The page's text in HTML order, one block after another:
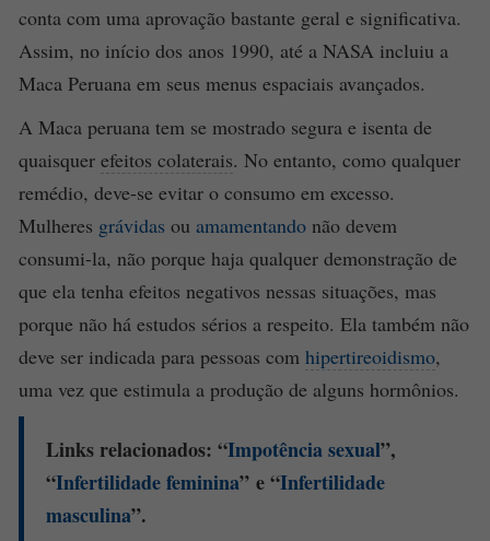
conta com uma aprovação bastante geral e significativa.
Assim, no início dos anos 1990, até a NASA incluiu a
Maca Peruana em seus menus espaciais avançados.
A Maca peruana tem se mostrado segura e isenta de
quaisquer efeitos colaterais. No entanto, como qualquer
remédio, deve-se evitar o consumo em excesso.
Mulheres grávidas ou amamentando não devem
consumi-la, não porque haja qualquer demonstração de
que ela tenha efeitos negativos nessas situações, mas
porque não há estudos sérios a respeito. Ela também não
deve ser indicada para pessoas com hipertireoidismo,
uma vez que estimula a produção de alguns hormônios.
Links relacionados: “Impotênciasexual”,
“Infertilidadefeminina” e “Infertilidade
masculina”.